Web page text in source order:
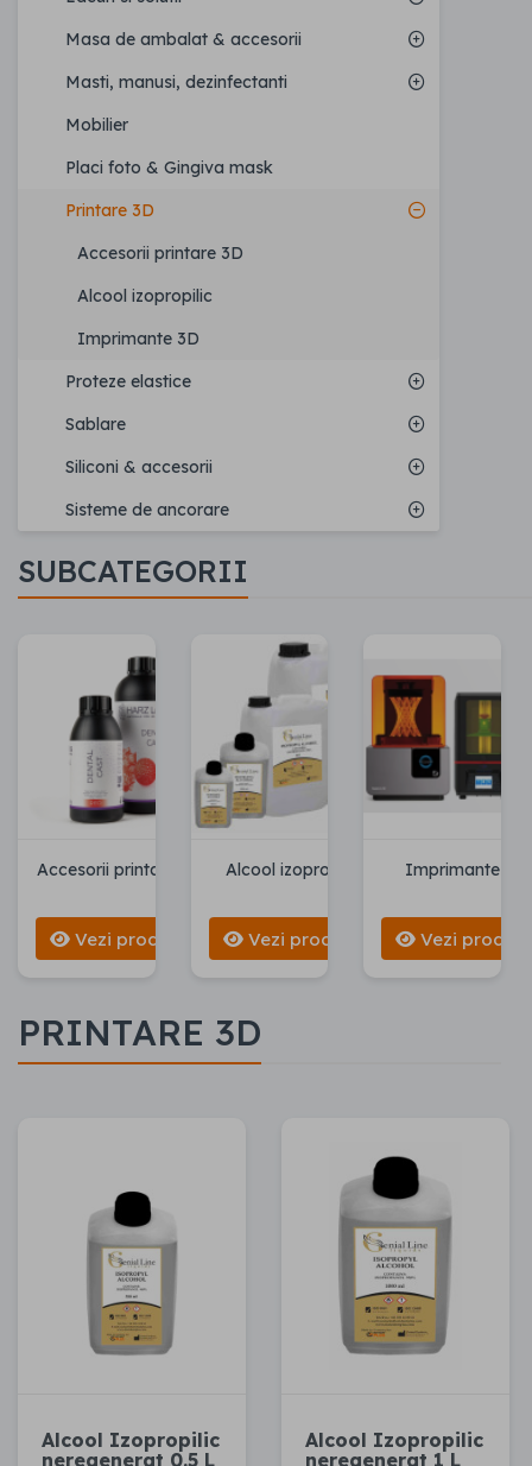
Masa de ambalat & accesorii
Masti, manusi, dezinfectanti
Mobilier
Placi foto & Gingiva mask
Printare 3D
Accesorii printare 3D
Alcool izopropilic
Imprimante 3D
Proteze elastice
Sablare
Siliconi & accesorii
Sisteme de ancorare
SUBCATEGORII
Accesorii printare 3D
Vezi produse
Alcool izopropilic
Vezi produse
Imprimante 3D
Vezi
PRINTARE 3D
Alcool Izopropilic
neregenerat 0.5 L
Alcool Izopropilic
neregenerat 1 L